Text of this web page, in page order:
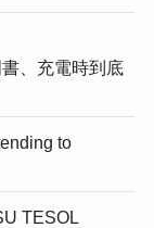
、充電時到底
to
TESOL